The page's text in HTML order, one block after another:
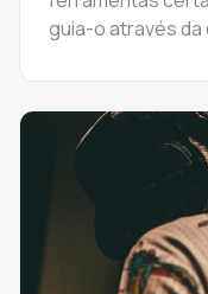
guia-o através da